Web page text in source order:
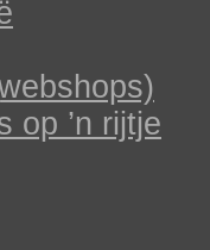
op ’n rijtje